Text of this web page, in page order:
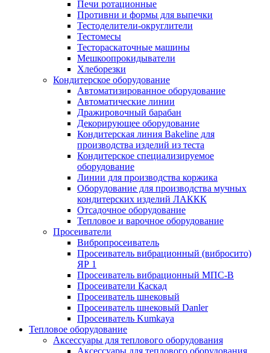
Печи ротационные
Противни и формы для выпечки
Тестоделители-округлители
Тестомесы
Тестораскаточные машины
Мешкоопрокидыватели
Хлеборезки
Кондитерское оборудование
Автоматизированное оборудование
Автоматические линии
Дражировочный барабан
Декорирующее оборудование
Кондитерская линия Bakeline для
производства изделий из теста
Кондитерское специализируемое
оборудование
Линии для производства коржика
Оборудование для производства мучных
кондитерских изделий ЛАККК
Отсадочное оборудование
Тепловое и варочное оборудование
Просеиватели
Вибропросеиватель
Просеиватель вибрационный (вибросито)
ЯР 1
Просеиватель вибрационный МПС-В
Просеиватели Каскад
Просеиватель шнековый
Просеиватель шнековый Danler
Просеиватель Kumkaya
Тепловое оборудование
Аксессуары для теплового оборудования
Аксессуары для теплового оборудования